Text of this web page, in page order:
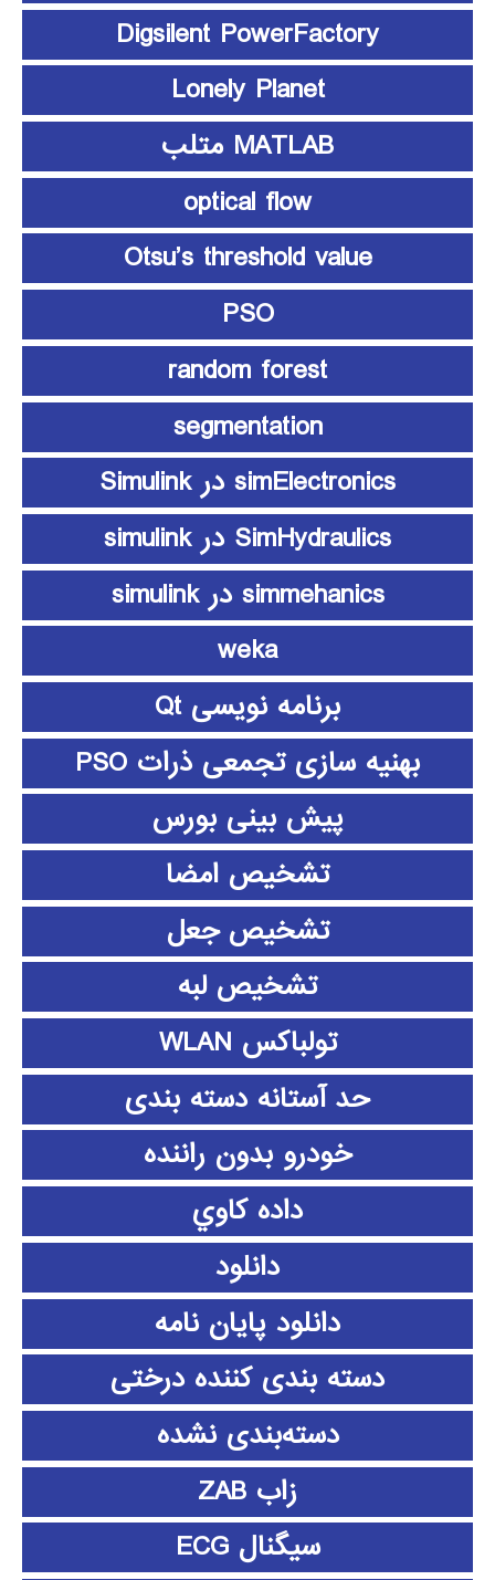
Digsilent PowerFactory
Lonely Planet
MATLAB متلب
optical flow
Otsu’s threshold value
PSO
random forest
segmentation
simElectronics در Simulink
SimHydraulics در simulink
simmehanics در simulink
weka
برنامه نویسی Qt
بهنیه سازی تجمعی ذرات PSO
پیش بینی بورس
تشخیص امضا
تشخیص جعل
تشخیص لبه
تولباکس WLAN
حد آستانه دسته بندی
خودرو بدون راننده
داده كاوي
دانلود
دانلود پايان نامه
دسته بندی کننده درختی
دسته‌بندی نشده
زاب ZAB
سیگنال ECG